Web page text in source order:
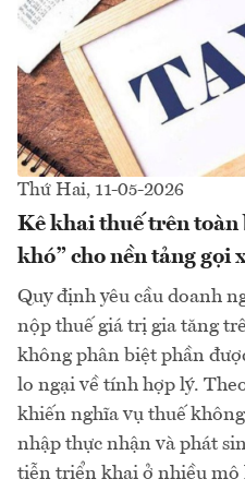
Thứ Hai, 11-05-2026
Kê khai thuế trên toàn
khó” cho nền tảng gọi
Quy định yêu cầu doanh
nộp thuế giá trị gia tăng
không phân biệt phần
lo ngại về tính hợp lý.
khiến nghĩa vụ thuế
nhập thực nhận và phát
tiễn triển khai ở nhiều